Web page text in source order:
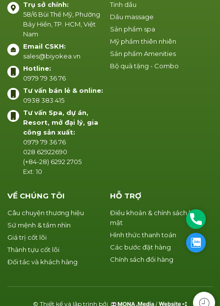
Tinh dầu
Dầu massage
Sản phẩm spa
Mỹ phẩm thiên nhiên
Sản phẩm Amenities
Bộ quà tặng - Combo
VỀ CHÚNG TÔI
Câu chuyện thương hiệu
Sứ mệnh & tầm nhìn
Giá trị cốt lõi
Thành tựu cốt lõi
Đối tác và khách hàng
HỖ TRỢ
Điều khoản & chính sách bảo
mật
Hình thức thanh toán
Các bước đặt hàng
Chính sách đổi hàng
Trụ sở chính:
58/6 Bùi Thế Mỹ, Phường
Bảy Hiền, TP. HCM, Việt
Nam
Email CSKH:
sales@biyokea.vn
Hotline:
0979 79 36 76
Tư vấn bán lẻ & online:
0938 383 415
Tư vấn Spa, dự án,
Resort, mở đại lý, gia
công sản xuất:
0979 79 36 76
028 62922690
(+84-28) 6292 2705
Ext: 10
© Thiết kế và lập trình bởi
Phone
Zalo